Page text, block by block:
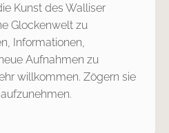
Kunst des Walliser
Glockenwelt zu
Informationen,
Aufnahmen zu
willkommen. Zögern sie